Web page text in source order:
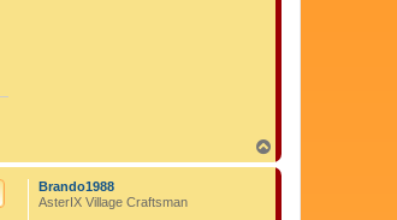
a
c
Brando1988
AsterIX Village Craftsman